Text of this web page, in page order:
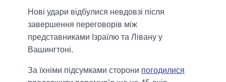
Нові удари відбулися невдовзі після
завершення переговорів між
представниками Ізраїлю та Лівану у
Вашингтоні.
За їхніми підсумками сторони погодилися